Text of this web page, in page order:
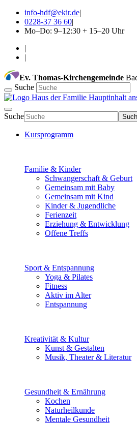
info-hdf@ekir.de|
0228-37 36 60|
Mo–Do: 9–12:30 + 15–20 Uhr
|
|
Ev. Thomas-Kirchengemeinde
Suche
Hauptinhalt
Suche
Kursprogramm
Familie & Kinder
Schwangerschaft & Geburt
Gemeinsam mit Baby
Gemeinsam mit Kind
Kinder & Jugendliche
Ferienzeit
Erziehung & Entwicklung
Offene Treffs
Sport & Entspannung
Yoga & Pilates
Fitness
Aktiv im Alter
Entspannung
Kreativität & Kultur
Kunst & Gestalten
Musik, Theater & Literatur
Gesundheit & Ernährung
Kochen
Naturheilkunde
Mentale Gesundheit